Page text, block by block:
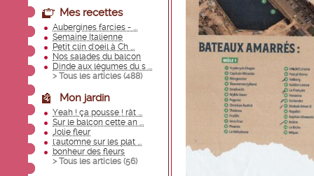
Mes recettes
Aubergines farcies - ...
Semaine Italienne
Petit clin d'oeil à Ch ...
Nos salades du balcon
Dinde aux légumes du s ...
> Tous les articles (488)
Mon jardin
Yeah ! ça pousse ! rât ...
Sur le balcon cette an ...
Jolie fleur
l'automne sur les plat ...
bonheur des fleurs
> Tous les articles (56)